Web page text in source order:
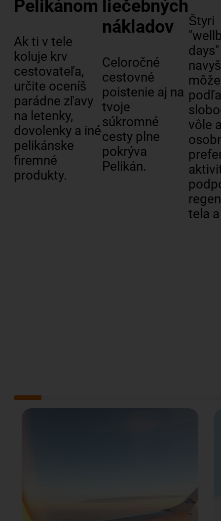
Pelikánom
Ak ti v tele
koluje krv
cestovateľa,
určite oceníš
parádne zľavy
na letenky,
dovolenky a iné
pelikánske
firemné
produkty.
liečebných
nákladov
Celoročné
cestovné
poistenie aj na
tvoje
súkromné
cesty plne
pokrýva
Pelikán.
Štyri
vôle
tela